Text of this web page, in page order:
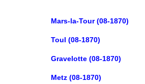
Mars-la-Tour (08-1870)
Toul (08-1870)
Gravelotte (08-1870)
Metz (08-1870)